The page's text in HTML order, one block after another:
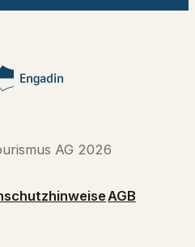
AG 2026
AGB